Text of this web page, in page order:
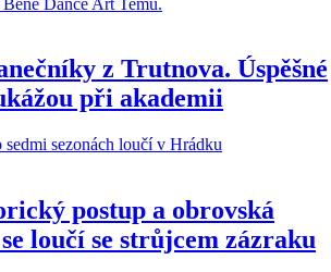
z Trutnova. Úspěšné
při akademii
postup a obrovská
loučí se strůjcem zázraku